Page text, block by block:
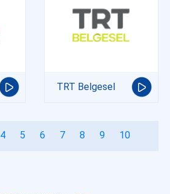
TRT Belgesel
4 5 6 7 8 9 10